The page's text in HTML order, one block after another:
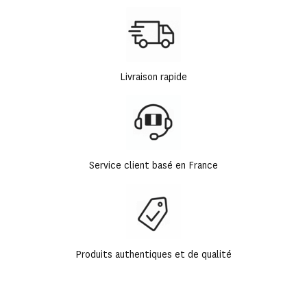
Livraison rapide
Service client basé en France
Produits authentiques et de qualité